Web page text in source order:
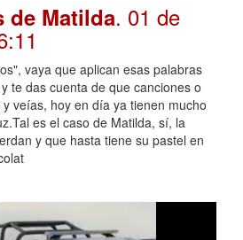
de Matilda. 01 de
vaya que aplican esas palabras
te das cuenta de que canciones o
veías, hoy en día ya tienen mucho
es el caso de Matilda, sí, la
y que hasta tiene su pastel en